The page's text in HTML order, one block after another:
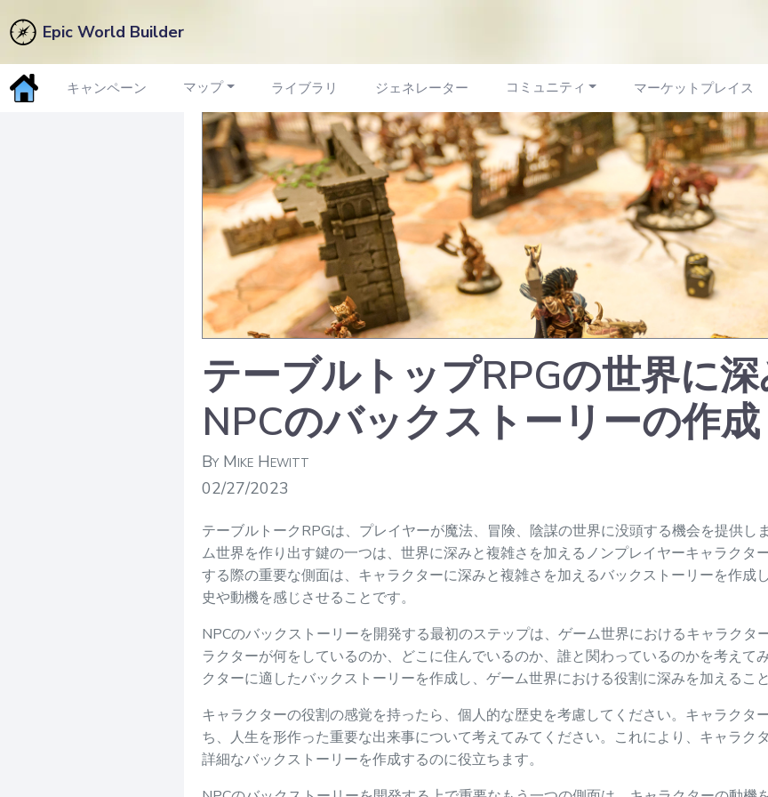
Epic World Builder
キャンペーン マップ ライブラリ ジェネレーター コミュニティ マーケットプレイス
テーブルトップRPGの世界に
NPCのバックストーリーの作成
By Mike Hewitt
02/27/2023
テーブルトークRPGは、プレイヤーが魔法、冒険、陰謀の世界に没頭する機会を提供し
ム世界を作り出す鍵の一つは、世界に深みと複雑さを加えるノンプレイヤーキャラクタ
する際の重要な側面は、キャラクターに深みと複雑さを加えるバックストーリーを作成
史や動機を感じさせることです。
NPCのバックストーリーを開発する最初のステップは、ゲーム世界におけるキャラクタ
ラクターが何をしているのか、どこに住んでいるのか、誰と関わっているのかを考えて
クターに適したバックストーリーを作成し、ゲーム世界における役割に深みを加えること
キャラクターの役割の感覚を持ったら、個人的な歴史を考慮してください。キャラクタ
ち、人生を形作った重要な出来事について考えてみてください。これにより、キャラク
詳細なバックストーリーを作成するのに役立ちます。